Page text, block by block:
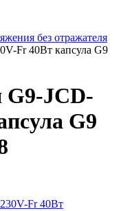
без отражателя
Fr 40Вт капсула G9
G9-JCD-
G9